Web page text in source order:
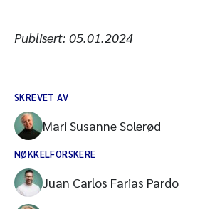
Publisert: 05.01.2024
SKREVET AV
Mari Susanne Solerød
NØKKELFORSKERE
Juan Carlos Farias Pardo